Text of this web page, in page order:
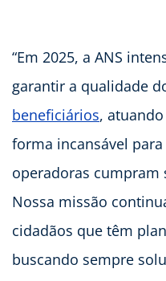
“Em 2025, a ANS
garantir a qualidade
beneficiários,
forma incansável
operadoras cumpram
Nossa missão
cidadãos que têm
buscando sempre